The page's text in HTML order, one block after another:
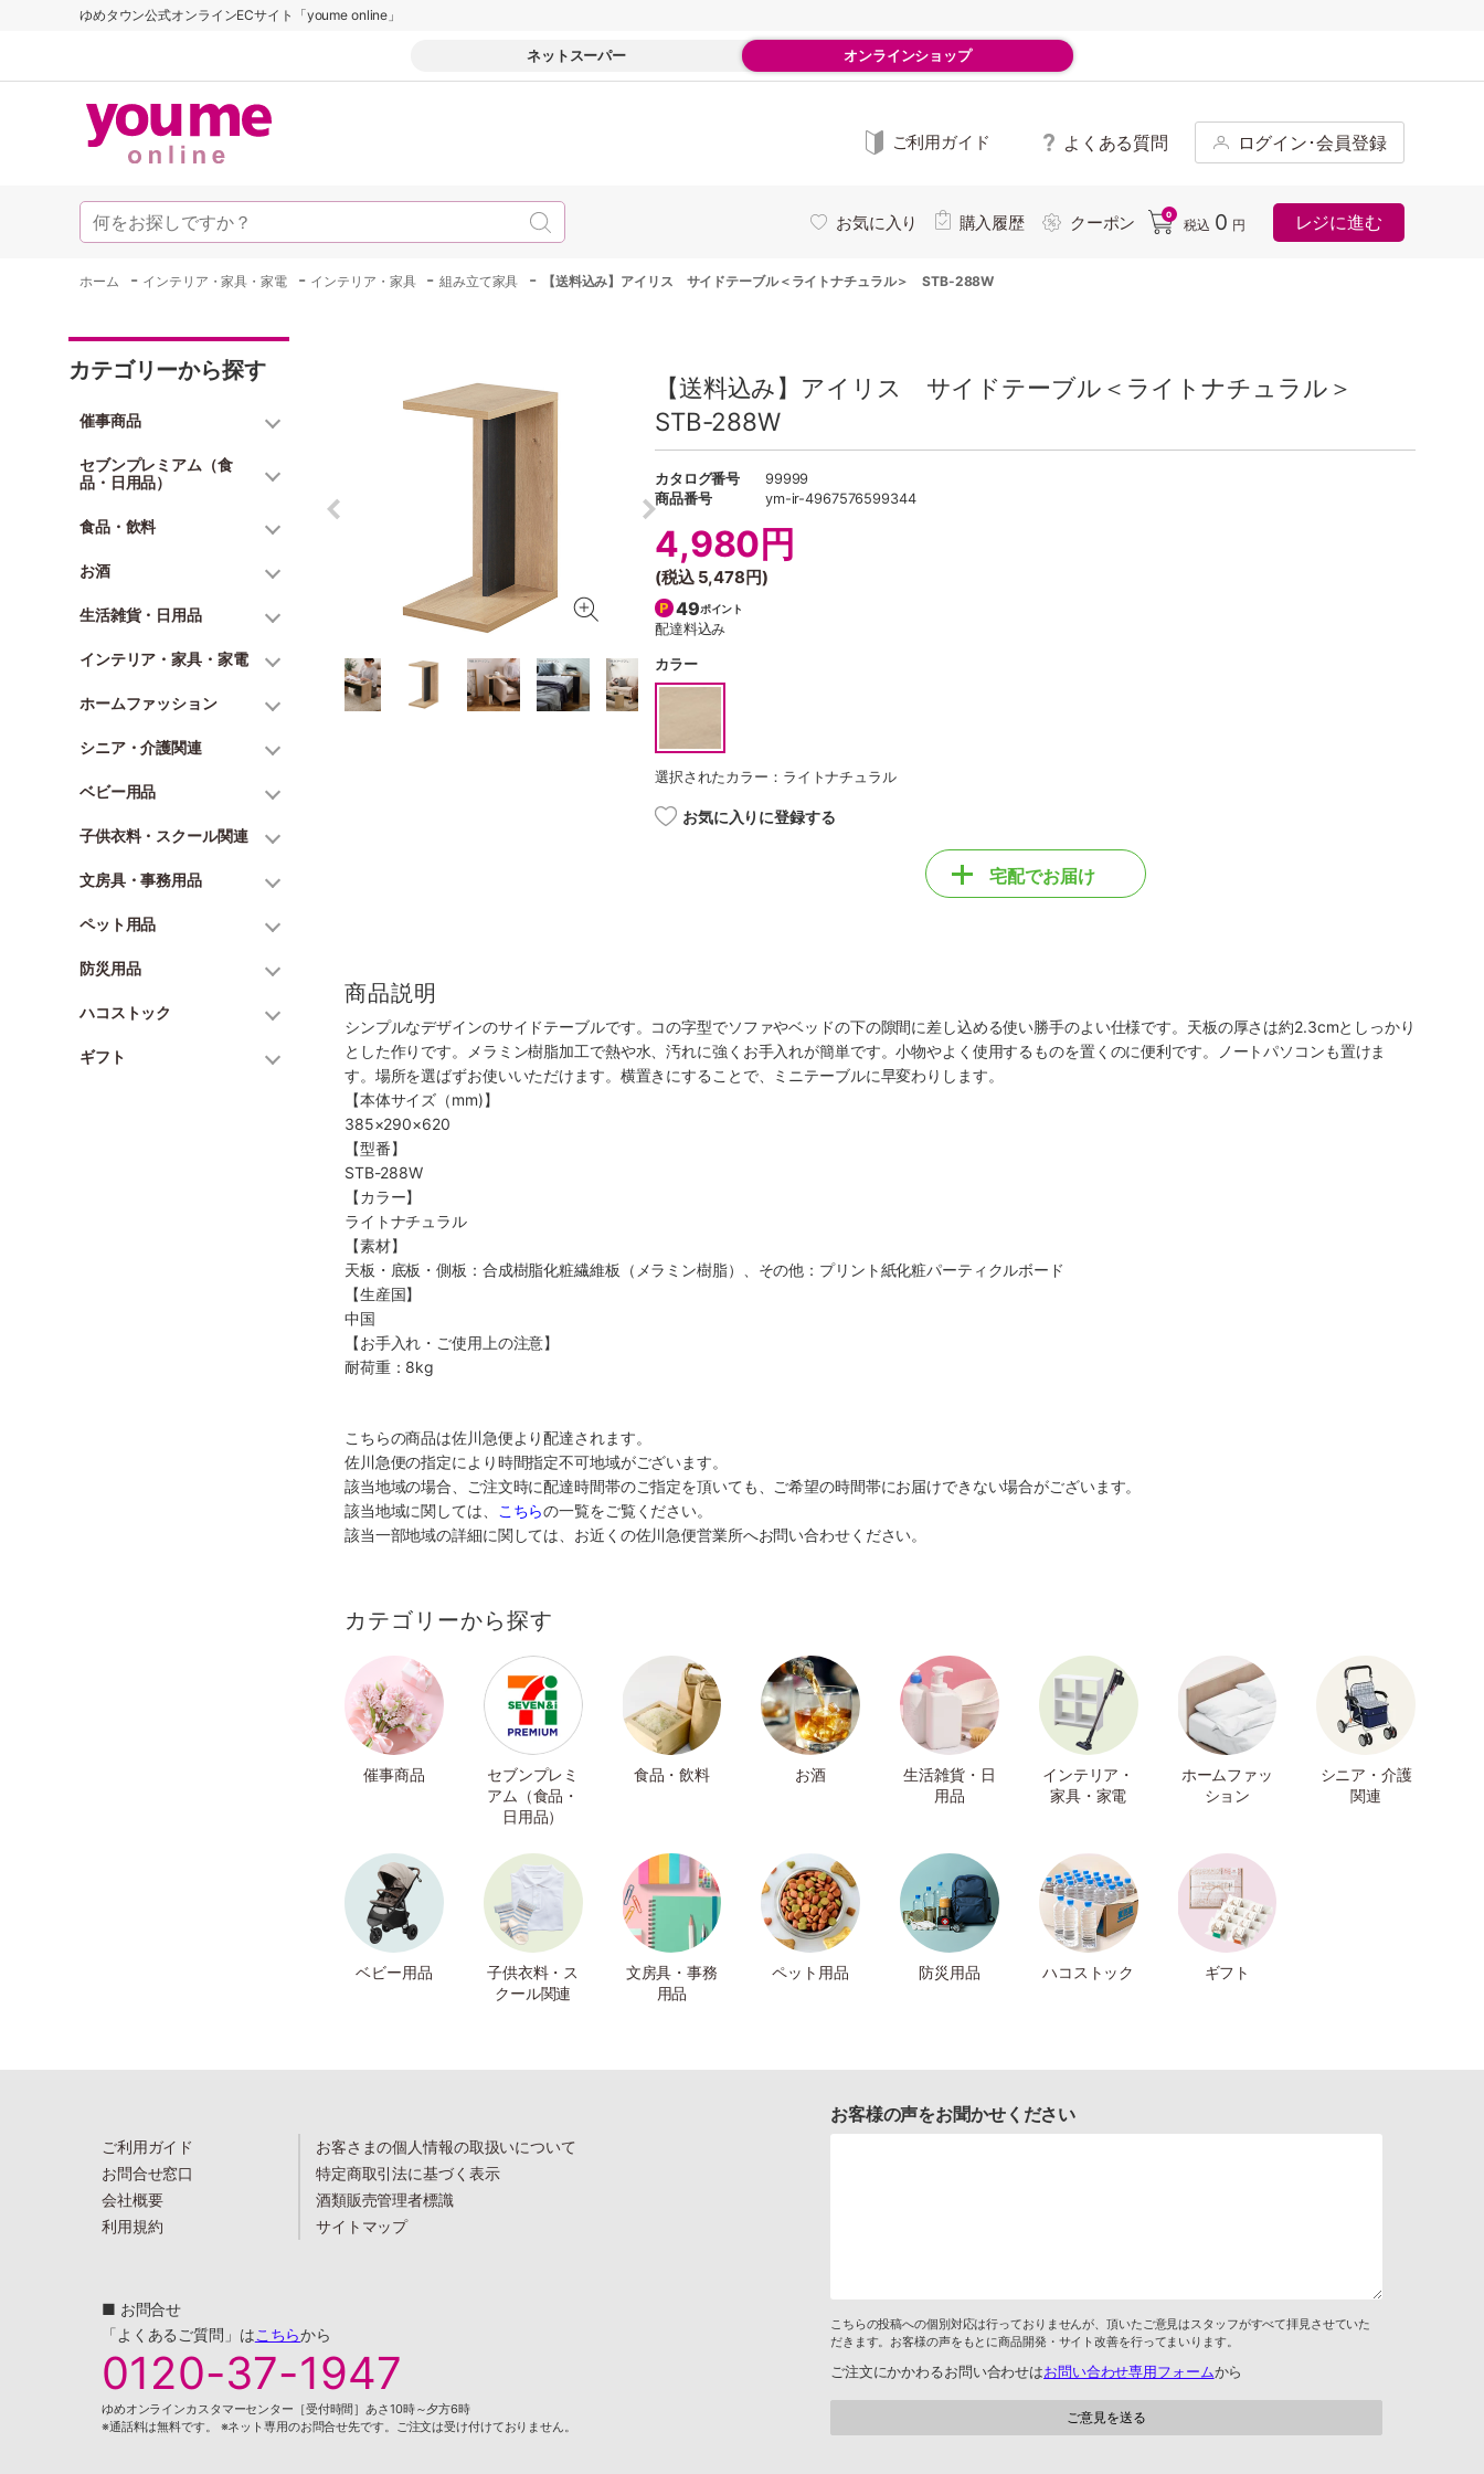
ゆめタウン公式オンラインECサイト「youme online」
ネットスーパー オンラインショップ
ご利用ガイド よくある質問 ログイン･会員登録
お気に入り 購入履歴 クーポン 0
税込 0 円 レジに進む
ホーム - インテリア・家具・家電 - インテリア・家具 -組み立て家具 - 【送料込み】アイリス サイドテーブル＜ライトナチュラル＞ STB-288W
カテゴリーから探す
催事商品
セブンプレミアム（食
品・日用品）
食品・飲料
お酒
生活雑貨・日用品
インテリア・家具・家電
ホームファッション
シニア・介護関連
ベビー用品
子供衣料・スクール関連
文房具・事務用品
ペット用品
防災用品
ハコストック
ギフト
【送料込み】アイリス サイドテーブル＜ライトナチュラル＞
STB-288W
カタログ番号
99999
商品番号
ym-ir-4967576599344
4,980円
(税込 5,478円)
49ポイント
配達料込み
カラー
選択されたカラー：ライトナチュラル
お気に入りに登録する
宅配でお届け
商品説明
シンプルなデザインのサイドテーブルです。コの字型でソファやベッドの下の隙間に差し込める使い勝手のよい仕様です。天板の厚さは約2.3cmとしっかり
とした作りです。メラミン樹脂加工で熱や水、汚れに強くお手入れが簡単です。小物やよく使用するものを置くのに便利です。ノートパソコンも置けま
す。場所を選ばずお使いいただけます。横置きにすることで、ミニテーブルに早変わりします。
【本体サイズ（mm)】
385×290×620
【型番】
STB-288W
【カラー】
ライトナチュラル
【素材】
天板・底板・側板：合成樹脂化粧繊維板（メラミン樹脂）、その他：プリント紙化粧パーティクルボード
【生産国】
中国
【お手入れ・ご使用上の注意】
耐荷重：8kg
こちらの商品は佐川急便より配達されます。
佐川急便の指定により時間指定不可地域がございます。
該当地域の場合、ご注文時に配達時間帯のご指定を頂いても、ご希望の時間帯にお届けできない場合がございます。
該当地域に関しては、
こちらの一覧をご覧ください。
該当一部地域の詳細に関しては、お近くの佐川急便営業所へお問い合わせください。
カテゴリーから探す
催事商品
セブンプレミ
アム（食品・
日用品）
食品・飲料 お酒
生活雑貨・日
用品
インテリア・
家具・家電
ホームファッ
ション
シニア・介護
関連
ベビー用品
子供衣料・ス
クール関連
文房具・事務
用品
ペット用品 防災用品 ハコストック ギフト
ご利用ガイド
お問合せ窓口
会社概要
利用規約
お客さまの個人情報の取扱いについて
特定商取引法に基づく表示
酒類販売管理者標識
サイトマップ
■ お問合せ
「よくあるご質問」はこちらから
0120-37-1947
ゆめオンラインカスタマーセンター［受付時間］あさ10時～夕方6時
※通話料は無料です。 ※ネット専用のお問合せ先です。ご注文は受け付けておりません。
お客様の声をお聞かせください
こちらの投稿への個別対応は行っておりませんが、頂いたご意見はスタッフがすべて拝見させていた
だきます。お客様の声をもとに商品開発・サイト改善を行ってまいります。
ご注文にかかわるお問い合わせはお問い合わせ専用フォームから